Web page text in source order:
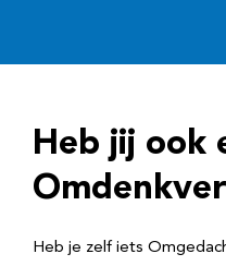
r
e
Heb jij ook
Heb je zelf iets